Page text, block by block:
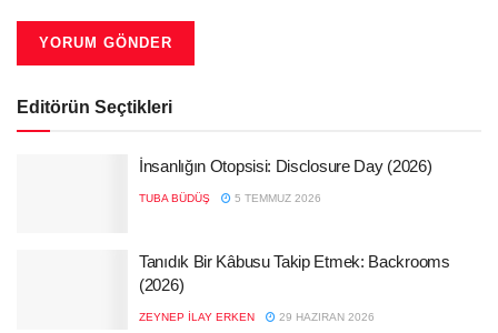
Editörün Seçtikleri
İnsanlığın Otopsisi: Disclosure Day (2026)
TUBA BÜDÜŞ 5 TEMMUZ 2026
Tanıdık Bir Kâbusu Takip Etmek: Backrooms
(2026)
ZEYNEP İLAY ERKEN 29 HAZIRAN 2026